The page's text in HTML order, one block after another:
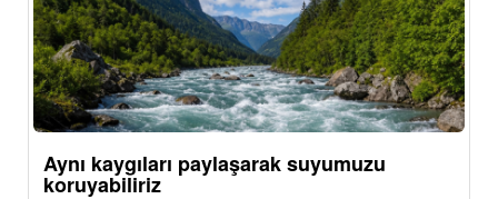
Aynı kaygıları paylaşarak suyumuzu
koruyabiliriz